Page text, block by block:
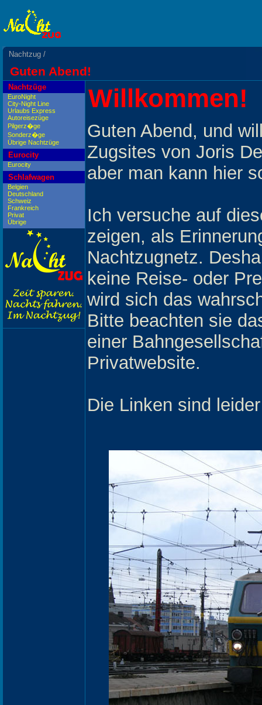
Nachtzug /
Guten Abend!
Nachtzüge
EuroNight
City-Night Line
Urlaubs Express
Autoreisezüge
Pilgerz�ge
Sonderz�ge
Übrige Nachtzüge
Eurocity
Eurocity
Schlafwagen
Belgien
Deutschland
Schweiz
Frankreich
Privat
Übrige
Willkommen!
Guten Abend, und
Zugsites von Joris
aber man kann hier
Ich versuche auf
zeigen, als
Nachtzugnetz.
keine Reise- oder
wird sich das
Bitte beachten sie
einer
Privatwebsite.
Die Linken sind